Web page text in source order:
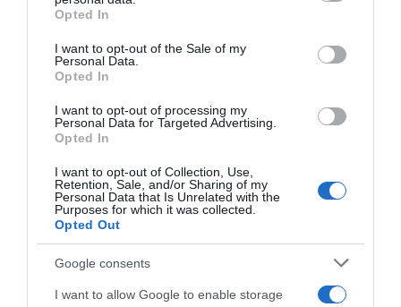
grant or deny consent to Google and its third-party tags to
use your data for below specified purposes in below Google
consent section.
Opted In
I want to opt-out of the Sale of my
Personal Data.
Opted In
I want to opt-out of processing my
Personal Data for Targeted Advertising.
Opted In
I want to opt-out of Collection, Use,
Retention, Sale, and/or Sharing of my
Personal Data that Is Unrelated with the
Purposes for which it was collected.
Opted Out
Google consents
I want to allow Google to enable storage
Maïzena® marque déposée depuis 1891, propriété du groupe
Tous droits de reproduction réservés
Mots-clés Citron Vert Maïzena Mini-Gaufres
Saumon Fumé
Pinterest Partager par Email
ÇA PEUT AUSSI VOUS INTÉRESSER